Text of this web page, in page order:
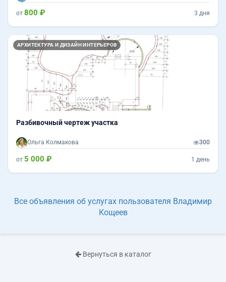
от 800 ₽ 3 дня
АРХИТЕКТУРА И ДИЗАЙН ИНТЕРЬЕРОВ
Разбивочный чертеж участка
Ольга Колмакова 300
от 5 000 ₽ 1 день
Все объявления об услугах пользователя Владимир
Кощеев
Вернуться в каталог